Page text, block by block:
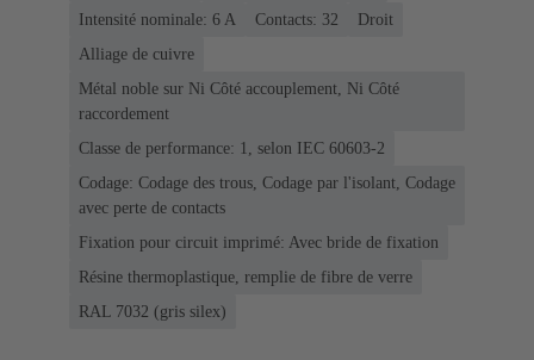
Intensité nominale: ‌6 A
Contacts: 32
Droit
Alliage de cuivre
Métal noble sur Ni Côté accouplement, Ni Côté
raccordement
Classe de performance: 1, selon IEC 60603-2
Codage: Codage des trous, Codage par l'isolant, Codage
avec perte de contacts
Fixation pour circuit imprimé: Avec bride de fixation
Résine thermoplastique, remplie de fibre de verre
RAL 7032 (gris silex)